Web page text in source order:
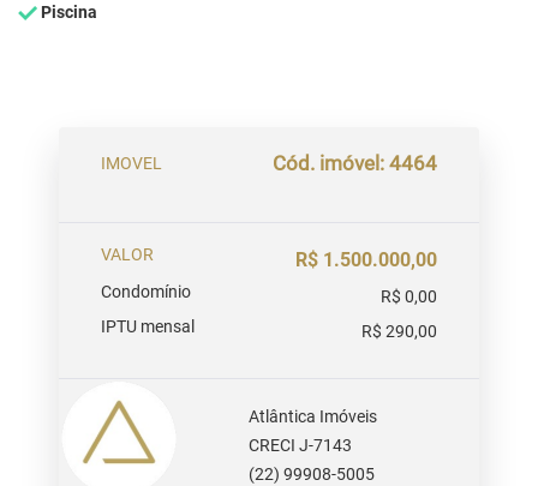
Piscina
IMOVEL Cód. imóvel: 4464
VALOR R$ 1.500.000,00
Condomínio
R$ 0,00
IPTU mensal
R$ 290,00
Atlântica Imóveis
CRECI J-7143
(22) 99908-5005